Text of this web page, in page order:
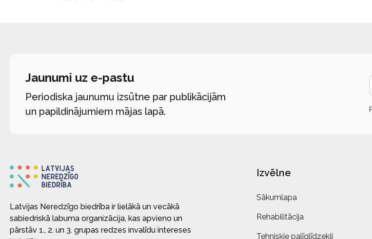
Jaunumi uz e-pastu
Periodiska jaunumu izsūtne par publikācijām
un papildinājumiem mājas lapā.
Latvijas Neredzīgo biedrība ir lielākā un vecākā
sabiedriskā labuma organizācija, kas apvieno un
pārstāv 1., 2. un 3. grupas redzes invalīdu intereses
Izvēlne
Sākumlapa
Rehabilitācija
Tehniskie palīglīdzekļi